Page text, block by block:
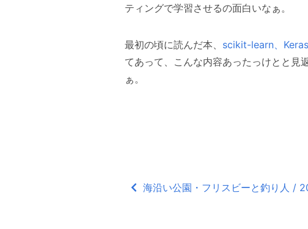
ティングで学習させるの面白いなぁ。
最初の頃に読んだ本、 scikit-learn、
てあって、こんな内容あったっけとと見
ぁ。
海沿い公園・フリスビーと釣り人 /